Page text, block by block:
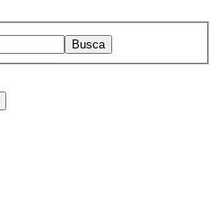
Busca